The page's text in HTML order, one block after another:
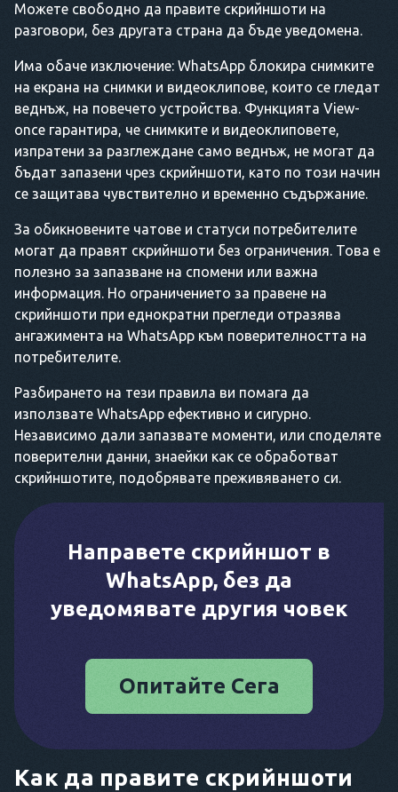
Можете свободно да правите скрийншоти на
разговори, без другата страна да бъде уведомена.
Има обаче изключение: WhatsApp блокира снимките
на екрана на снимки и видеоклипове, които се гледат
веднъж, на повечето устройства. Функцията View-
once гарантира, че снимките и видеоклиповете,
изпратени за разглеждане само веднъж, не могат да
бъдат запазени чрез скрийншоти, като по този начин
се защитава чувствително и временно съдържание.
За обикновените чатове и статуси потребителите
могат да правят скрийншоти без ограничения. Това е
полезно за запазване на спомени или важна
информация. Но ограничението за правене на
скрийншоти при еднократни прегледи отразява
ангажимента на WhatsApp към поверителността на
потребителите.
Разбирането на тези правила ви помага да
използвате WhatsApp ефективно и сигурно.
Независимо дали запазвате моменти, или споделяте
поверителни данни, знаейки как се обработват
скрийншотите, подобрявате преживяването си.
Направете скрийншот в
WhatsApp, без да
уведомявате другия човек
Опитайте Сега
Как да правите скрийншоти